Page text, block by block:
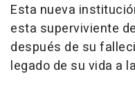
Esta nueva
esta superviviente
después de su
legado de su vida a